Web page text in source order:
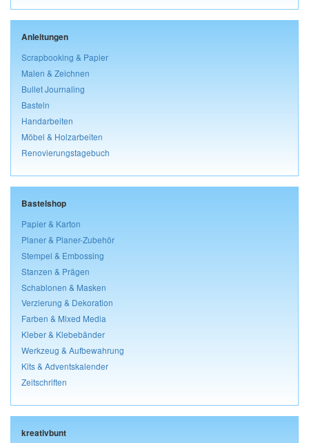
Anleitungen
Scrapbooking & Papier
Malen & Zeichnen
Bullet Journaling
Basteln
Handarbeiten
Möbel & Holzarbeiten
Renovierungstagebuch
Bastelshop
Papier & Karton
Planer & Planer-Zubehör
Stempel & Embossing
Stanzen & Prägen
Schablonen & Masken
Verzierung & Dekoration
Farben & Mixed Media
Kleber & Klebebänder
Werkzeug & Aufbewahrung
Kits & Adventskalender
Zeitschriften
kreativbunt